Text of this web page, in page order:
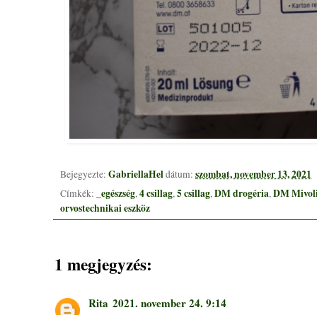
Bejegyezte: GabriellaHeldátum: szombat, november 13, 2021
Címkék: _egészség,4 csillag,5 csillag,DM drogéria,DM
orvostechnikai eszköz
1 megjegyzés:
Rita 2021. november 24. 9:14